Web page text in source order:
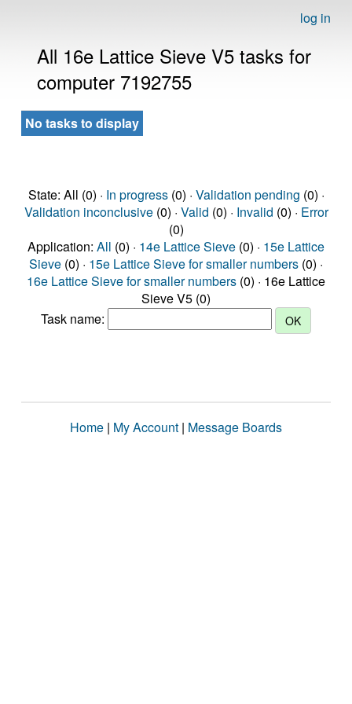
log in
All 16e Lattice Sieve V5 tasks for
computer 7192755
No tasks to display
State: All (0) · In progress(0) · Validation pending (0) ·
Validation inconclusive(0) · Valid (0) · Invalid (0) · Error
(0)
Application: All (0) · 14e Lattice Sieve (0) · 15e Lattice
Sieve (0) · 15e Lattice Sieve for smaller numbers (0) ·
16e Lattice Sieve for smaller numbers (0) · 16e Lattice
Sieve V5 (0)
Task name:
Home | My Account | Message Boards